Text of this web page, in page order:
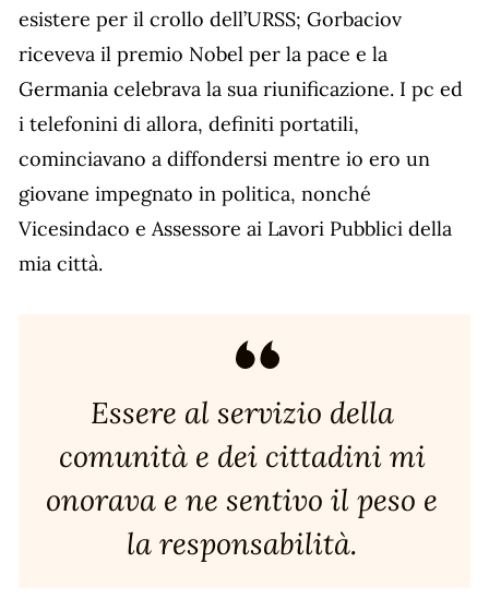
esistere per il crollo dell’URSS; Gorbaciov
riceveva il premio Nobel per la pace e la
Germania celebrava la sua riunificazione. I pc ed
i telefonini di allora, definiti portatili,
cominciavano a diffondersi mentre io ero un
giovane impegnato in politica, nonché
Vicesindaco e Assessore ai Lavori Pubblici della
mia città.
Essere al servizio della
comunità e dei cittadini mi
onorava e ne sentivo il peso e
la responsabilità.